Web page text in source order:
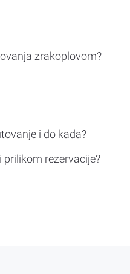
zrakoplovom?
i do kada?
rezervacije?